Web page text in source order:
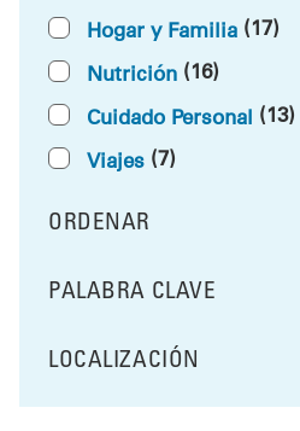
Hogar y Familia (17)
Nutrición (16)
Cuidado Personal (13)
Viajes (7)
ORDENAR
RESULTS BY
FILTRAR POR
PALABRA CLAVE
FILTRAR POR
LOCALIZACIÓN